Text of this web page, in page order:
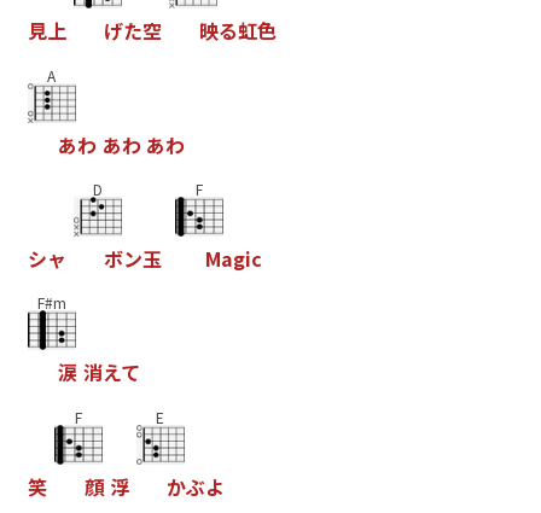
見上 げた空 映る虹色
A
あわ あわ あわ
シャ
D
ボン玉
F
Magic
F#m
涙 消えて
笑
F
顔 浮
E
かぶよ